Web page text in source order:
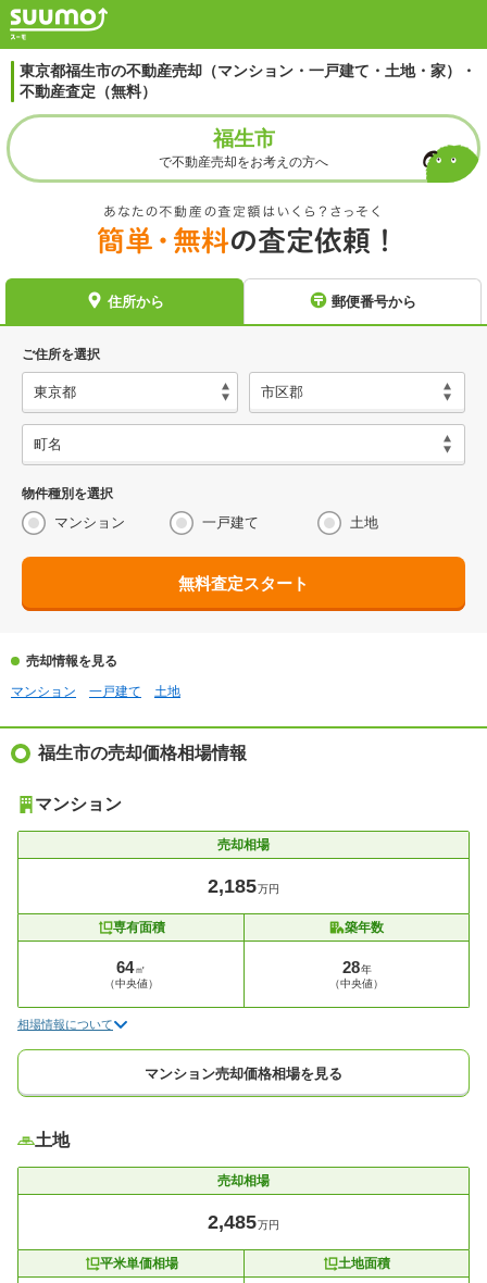
東京都福生市の不動産売却（マンション・一戸建て・土地・家）・
不動産査定（無料）
福生市
で不動産売却をお考えの方へ
住所から 郵便番号から
ご住所を選択
物件種別を選択
マンション 一戸建て 土地
無料査定スタート
売却情報を見る
マンション
一戸建て 土地
福生市の売却価格相場情報
マンション
売却相場
2,185万円
専有面積
64㎡
（中央値）
築年数
28年
（中央値）
相場情報について
マンション売却価格相場を見る
土地
売却相場
2,485万円
平米単価相場 土地面積